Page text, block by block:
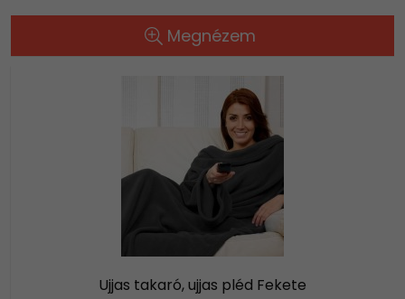
Megnézem
Ujjas takaró, ujjas pléd Fekete